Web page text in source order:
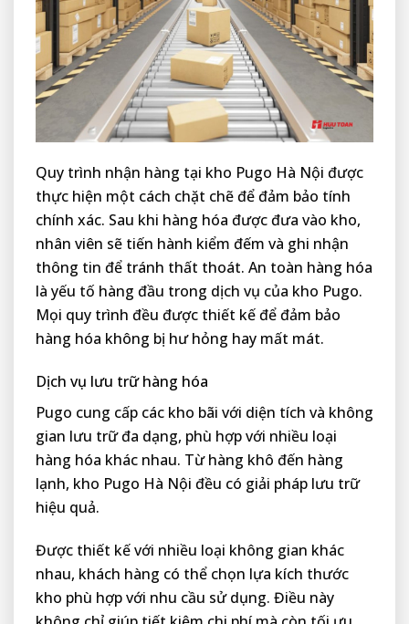
Quy trình nhận hàng tại kho Pugo Hà Nội được
thực hiện một cách chặt chẽ để đảm bảo tính
chính xác. Sau khi hàng hóa được đưa vào kho,
nhân viên sẽ tiến hành kiểm đếm và ghi nhận
thông tin để tránh thất thoát. An toàn hàng hóa
là yếu tố hàng đầu trong dịch vụ của kho Pugo.
Mọi quy trình đều được thiết kế để đảm bảo
hàng hóa không bị hư hỏng hay mất mát.
Dịch vụ lưu trữ hàng hóa
Pugo cung cấp các kho bãi với diện tích và không
gian lưu trữ đa dạng, phù hợp với nhiều loại
hàng hóa khác nhau. Từ hàng khô đến hàng
lạnh, kho Pugo Hà Nội đều có giải pháp lưu trữ
hiệu quả.
Được thiết kế với nhiều loại không gian khác
nhau, khách hàng có thể chọn lựa kích thước
kho phù hợp với nhu cầu sử dụng. Điều này